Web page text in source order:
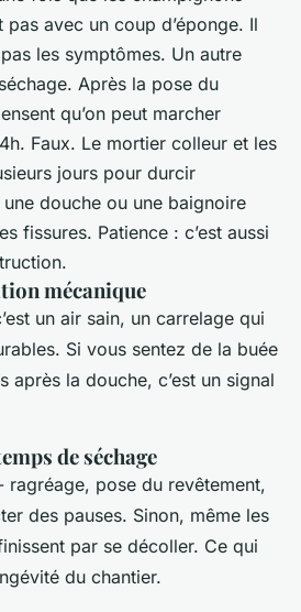
avec un coup d’éponge. Il
les symptômes. Un autre
Après la pose du
qu’on peut marcher
Faux. Le mortier colleur et les
jours pour durcir
douche ou une baignoire
fissures. Patience : c’est aussi
mécanique
un air sain, un carrelage qui
Si vous sentez de la buée
après la douche, c’est un signal
de séchage
ragréage, pose du revêtement,
des pauses. Sinon, même les
par se décoller. Ce qui
du chantier.